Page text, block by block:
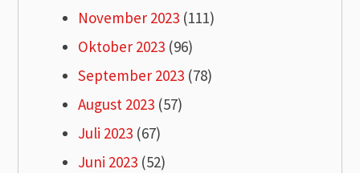
November 2023 (111)
Oktober 2023 (96)
September 2023 (78)
August 2023 (57)
Juli 2023 (67)
Juni 2023 (52)